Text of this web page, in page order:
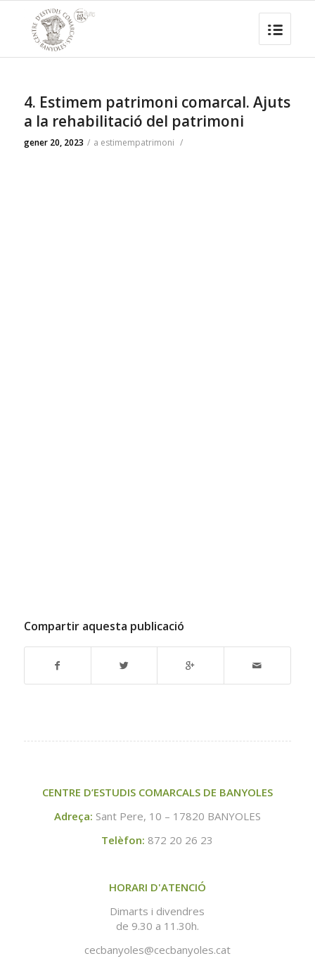
4. Estimem patrimoni comarcal. Ajuts
a la rehabilitació del patrimoni
gener 20, 2023 / a estimempatrimoni /
Compartir aquesta publicació
CENTRE D’ESTUDIS COMARCALS DE BANYOLES
Adreça: Sant Pere, 10 – 17820 BANYOLES
Telèfon: 872 20 26 23
HORARI D'ATENCIÓ
Dimarts i divendres
de 9.30 a 11.30h.
cecbanyoles@cecbanyoles.cat